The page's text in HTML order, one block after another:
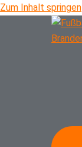
Zum Inhalt springen